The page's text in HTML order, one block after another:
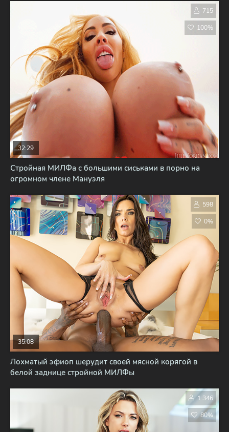
Стройная МИЛФа с большими сиськами в порно на
огромном члене Мануэля
32:29
715
100%
Лохматый эфиоп шерудит своей мясной корягой в
белой заднице стройной МИЛФы
35:08
598
0%
1 346
80%